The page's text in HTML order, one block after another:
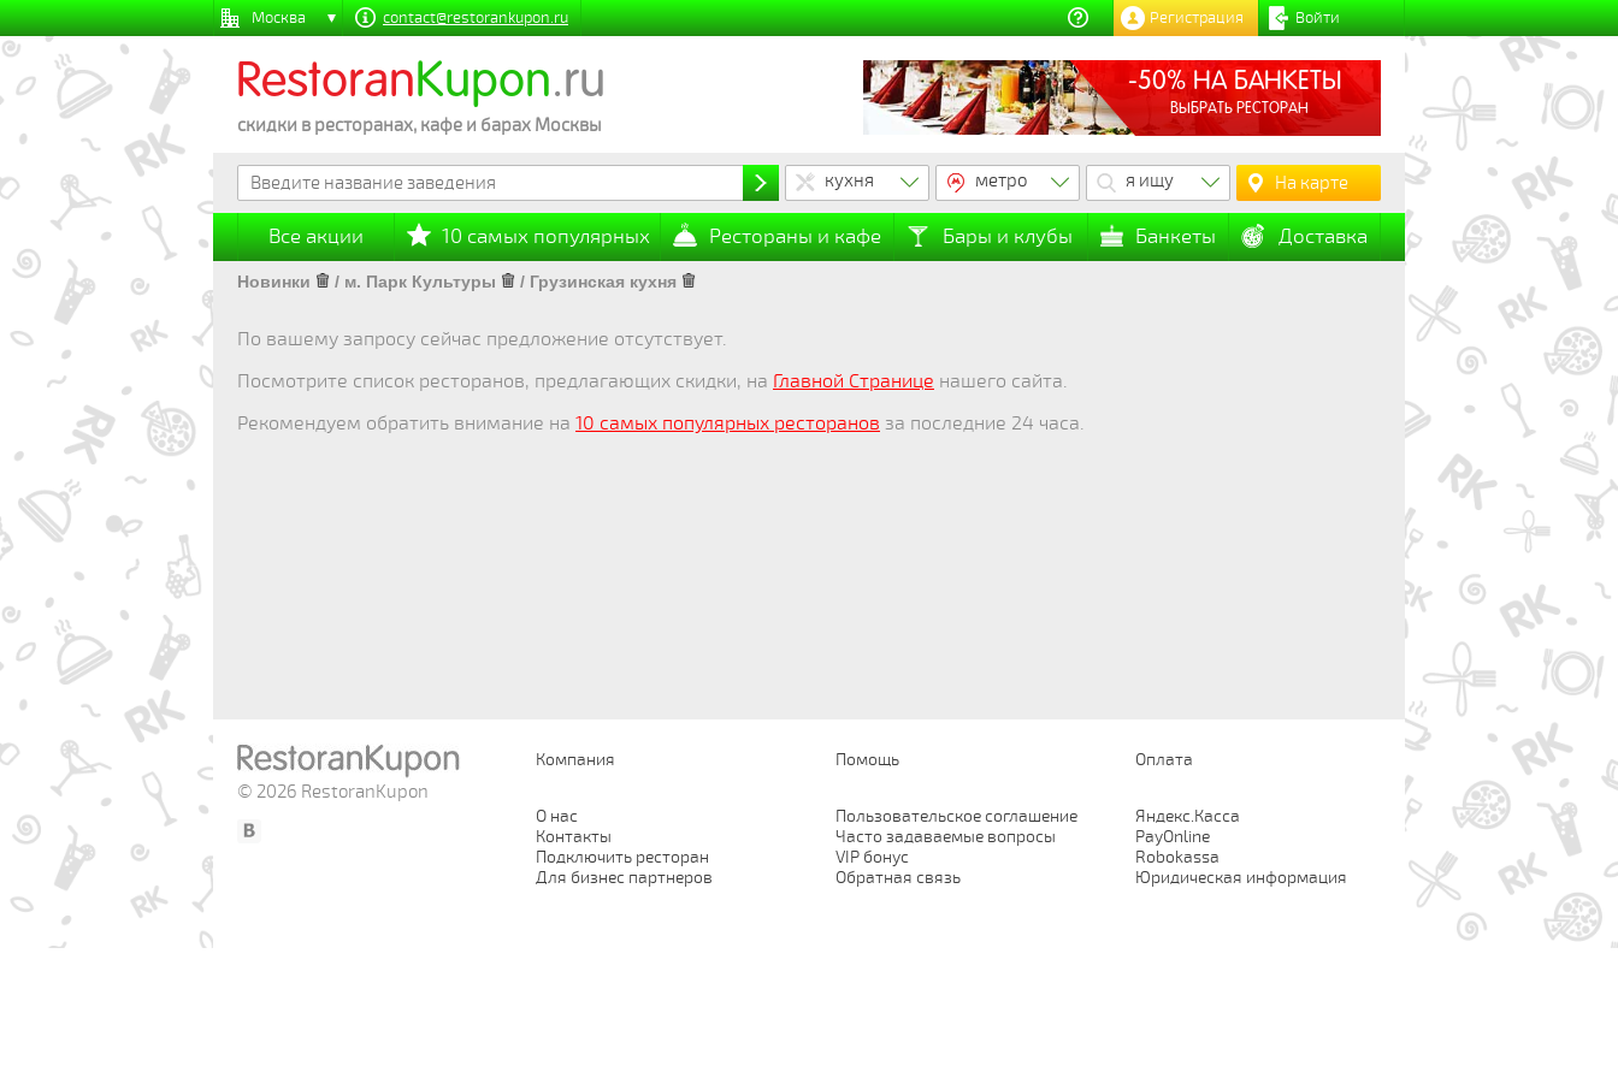
Москва contact@restorankupon.ru Войти
Регистрация
RestoranKupon.ru
скидки в ресторанах, кафе и барах Москвы
-50% НА БАНКЕТЫ
ВЫБРАТЬ РЕСТОРАН
кухня метро я ищу На карте
Все акции 10 самых популярных Рестораны и кафе Бары и клубы Банкеты Доставка
Новинки / м. Парк Культуры / Грузинская кухня
По вашему запросу сейчас предложение отсутствует.
Посмотрите список ресторанов, предлагающих скидки, на Главной Странице нашего сайта.
Рекомендуем обратить внимание на 10 самых популярных ресторанов за последние 24 часа.
© 2026 RestoranKupon
Компания
О нас
Контакты
Подключить ресторан
Для бизнес партнеров
Помощь
Пользовательское соглашение
Часто задаваемые вопросы
VIP бонус
Обратная связь
Оплата
Яндекс.Касса
PayOnline
Robokassa
Юридическая информация